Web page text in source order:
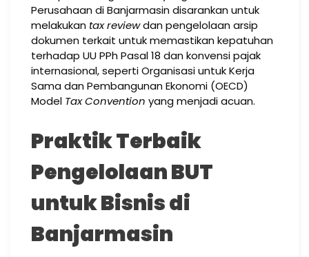
Perusahaan di Banjarmasin disarankan untuk
melakukan tax reviewdan pengelolaan arsip
dokumen terkait untuk memastikan kepatuhan
terhadap UU PPh Pasal 18 dan konvensi pajak
internasional, seperti Organisasi untuk Kerja
Sama dan Pembangunan Ekonomi (OECD)
Model Tax Convention yang menjadi acuan.
Praktik Terbaik
Pengelolaan BUT
untuk Bisnis di
Banjarmasin